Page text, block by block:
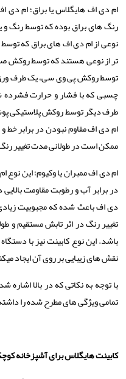
ام دی اف هایگلاس یا براق؛ ام دی
رنگ ­های براق بوده که توسط رنگ
نوعی از ام دی اف های براق که توسط
­تر از نوعی هستند که توسط روکش
توسط روکش پی وی سی، یک طرف ورق
چسبی که با فشار و حرارت فشرده
طرف دیگر توسط روکش پلاستیکی
ام دی اف مقاوم نبودن در برابر خط
ممکن است در طولانی مدت تغییر
ام دی اف ممبران یا وکیوم؛ این
در برابر آب و رطوبت مقاومت بالایی
دی اف باعث شده که مجبوبیت
تغییر رنگ در اثر تابش مستقیم و
باشد. این نوع کابینت نیز با دستگاه
نقش ­های زیبایی بر روی آن ایجاد
با توجه به نکاتی که در بالا
تمامی ویژگی های مطرح شده را
کابینت هایگلاس برای آشپزخانه کوچک